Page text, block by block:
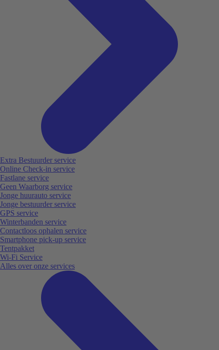
Extra Bestuurder service
Online Check-in service
Fastlane service
Geen Waarborg service
Jonge huurauto service
Jonge bestuurder service
GPS service
Winterbanden service
Contactloos ophalen service
Smartphone pick-up service
Tentpakket
Wi-Fi Service
Alles over onze services